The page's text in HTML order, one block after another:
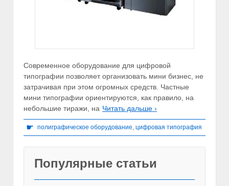
Современное оборудование для цифровой
типографии позволяет организовать мини бизнес, не
затрачивая при этом огромных средств. Частные
мини типографии ориентируются, как правило, на
небольшие тиражи, на Читать дальше ›
☛ полиграфическое оборудование, цифровая типография
Популярные статьи